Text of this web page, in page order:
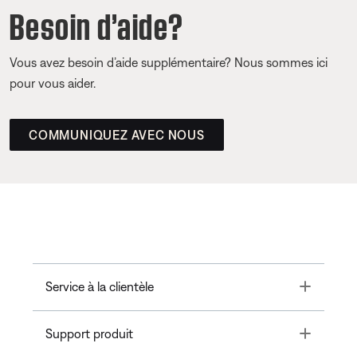
Besoin d’aide?
Vous avez besoin d’aide supplémentaire? Nous sommes ici
pour vous aider.
COMMUNIQUEZ AVEC NOUS
Service à la clientèle Toggle
Support produit Toggle